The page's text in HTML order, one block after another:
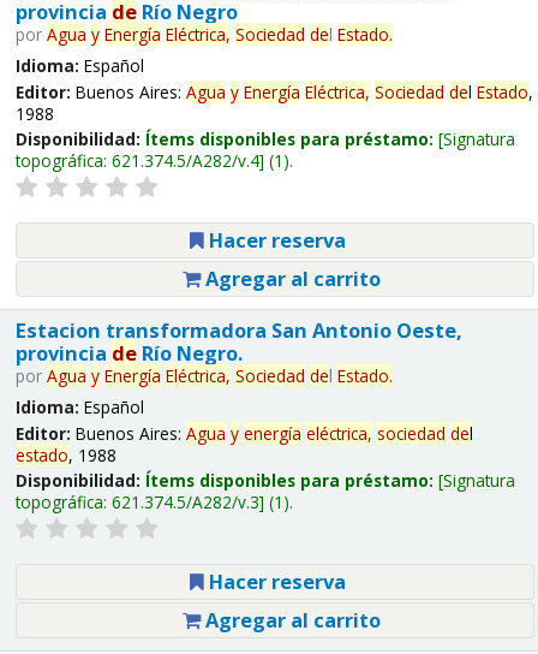
provincia deRío Negro
por Agua y Energía Eléctrica, Sociedad del Estado.
Idioma: Español
Editor: Buenos Aires: Agua y Energía Eléctrica, Sociedad del Estado,
1988
Disponibilidad: Ítems disponibles para préstamo: Signatura
topográfica: 621.374.5/A282/v.4 (1).
Hacer reserva
Agregar al carrito
Estacion transformadora San Antonio Oeste,
provincia deRío Negro.
por Agua y Energía Eléctrica, Sociedad del Estado.
Idioma: Español
Editor: Buenos Aires: Agua y energía eléctrica, sociedad del
estado, 1988
Disponibilidad: Ítems disponibles para préstamo: Signatura
topográfica: 621.374.5/A282/v.3 (1).
Hacer reserva
Agregar al carrito